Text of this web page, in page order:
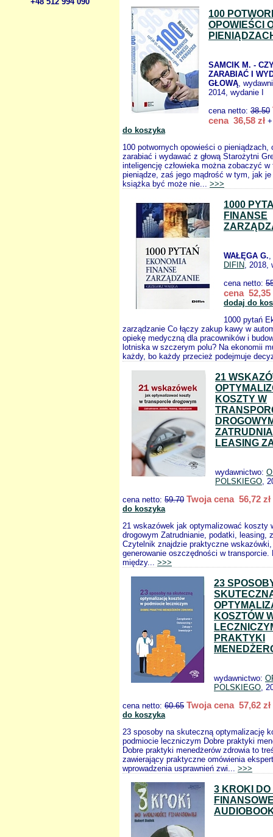
100
OPOWIEŚCI
SAMCIK M. -
ZARABIAĆ I
GŁOWĄ,
2014, wydanie I
cena netto: 38.50
cena 36,58 zł
do koszyka
100 potwornych opowieści o
zarabiać i wydawać z głową Starożytni
inteligencję człowieka można zobaczyć
pieniądze, zaś jego mądrość w tym, jak je
książka być może nie... >>>
1000
FINANSE
WAŁĘGA G.,
DIFIN, 2018,
cena netto:
cena 52,35
dodaj do
1000 pytań
zarządzanie Co łączy zakup kawy w
opiekę medyczną dla pracowników i
lotniska w szczerym polu? Na ekonomii
każdy, bo każdy przecież podejmuje
21
KOSZTY W
LEASING
wydawnictwo:
POLSKIEGO,
cena netto: 59.70 Twoja cena 56,72 zł
do koszyka
21 wskazówek jak optymalizować koszty
drogowym Zatrudnianie, podatki, leasing,
Czytelnik znajdzie praktyczne
generowanie oszczędności w transporcie.
między... >>>
23
KOSZTÓW
PRAKTYKI
wydawnictwo:
POLSKIEGO,
cena netto: 60.65 Twoja cena 57,62 zł
do koszyka
23 sposoby na skuteczną optymalizację
podmiocie leczniczym Dobre praktyki
Dobre praktyki menedżerów zdrowia to
zawierający praktyczne omówienia
wprowadzenia usprawnień zwi... >>>
3 KROKI